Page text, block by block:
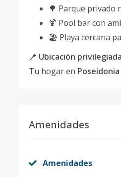
🌳 Parque privado
🍹 Pool bar con
🏖️ Playa cercana
📍 Ubicación
Tu hogar en
Amenidades
Amenidades